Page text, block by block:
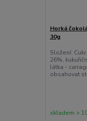
Horká
30g
Složení:
26%,
látka -
obsahovat
skladem >